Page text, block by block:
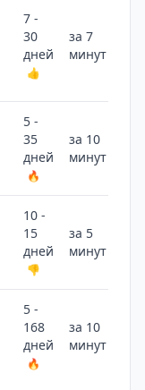
7 -
30
дней
👍
за 7
минут
5 -
35
дней
🔥
за 10
минут
10 -
15
дней
👎
за 5
минут
5 -
168
дней
🔥
за 10
минут